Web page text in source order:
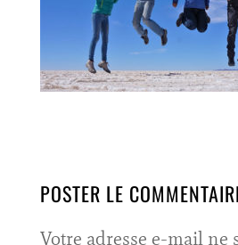
POSTER LE
Votre adresse e-mail ne